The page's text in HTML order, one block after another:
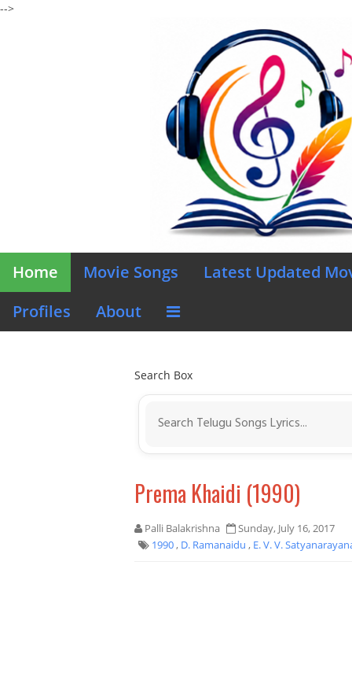
-->
Home Movie Songs
Latest Updated
Profiles
About
Search Box
Prema Khaidi (1990)
Palli Balakrishna
Sunday, July 16, 2017
1990, D. Ramanaidu , E. V. V.